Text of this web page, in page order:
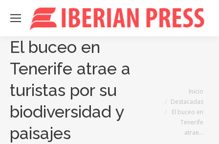
El buceo en
Tenerife atrae a
turistas por su
biodiversidad y
paisajes
Inicio
Destacadas
El buceo en
Tenerife
atrae…